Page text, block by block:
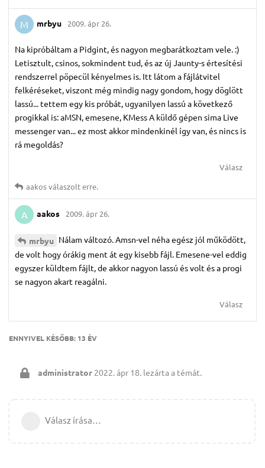
M mrbyu 2009. ápr 26.
Na kipróbáltam a Pidgint, és nagyon megbarátkoztam vele. :)
Letisztult, csinos, sokmindent tud, és az új Jaunty-s értesítési
rendszerrel pöpecül kényelmes is. Itt látom a fájlátvitel
felkéréseket, viszont még mindig nagy gondom, hogy döglött
lassú... tettem egy kis próbát, ugyanilyen lassú a következő
progikkal is: aMSN, emesene, KMess A küldő gépen sima Live
messenger van... ez most akkor mindenkinél így van, és nincs is
rá megoldás?
Válasz
aakosválaszolt erre.
A aakos 2009. ápr 26.
mrbyu Nálam változó. Amsn-vel néha egész jól működött,
de volt hogy órákig ment át egy kisebb fájl. Emesene-vel eddig
egyszer küldtem fájlt, de akkor nagyon lassú és volt és a progi
se nagyon akart reagálni.
Válasz
ENNYIVEL KÉSŐBB: 13 ÉV
administrator 2022. ápr 18. lezárta a témát.
Válasz írása…